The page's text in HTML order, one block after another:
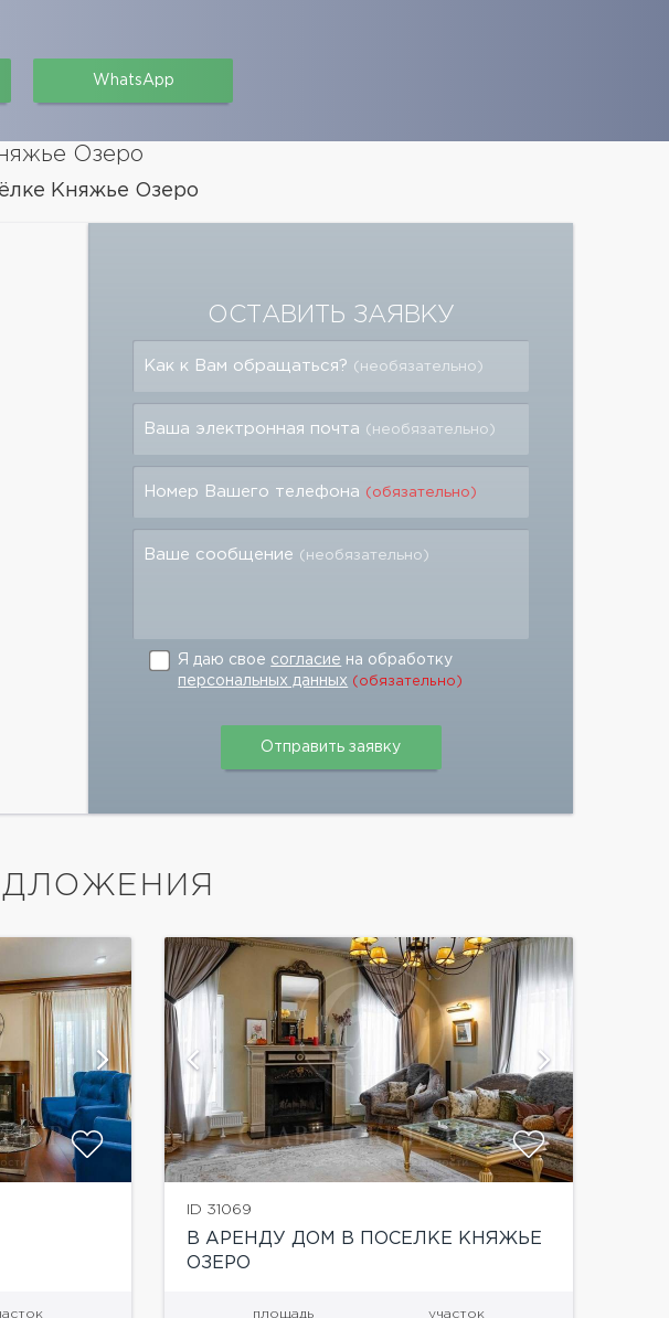
WhatsApp
Озеро
Княжье Озеро
ОСТАВИТЬ ЗАЯВКУ
Как к Вам обращаться? (необязательно)
Ваша электронная почта (необязательно)
Номер Вашего телефона (обязательно)
Ваше сообщение (необязательно)
Я даю свое согласие на обработку
персональных данных (обязательно)
ID 31069
В АРЕНДУ ДОМ В ПОСЕЛКЕ КНЯЖЬЕ
ОЗЕРО
площадь участок